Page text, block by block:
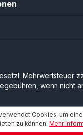
Mehrwertsteuer
wenn nicht
Cookies, um
zu können. Mehr